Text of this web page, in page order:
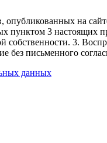
на
пунктом 3 настоящих
собственности. 3.
без письменного
данных